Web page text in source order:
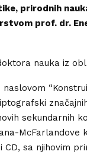
prirodnih
prof. dr.
nauka iz
sekundarnih
McFarlandove
CD, sa njihovim